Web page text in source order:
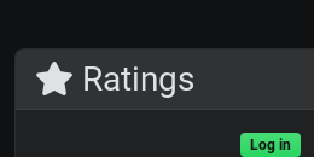
Ratings
Log in